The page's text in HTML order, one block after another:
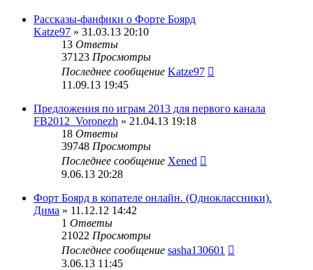
Рассказы-фанфики о Форте Боярд
Katze97 » 31.03.13 20:10
13 Ответы
37123 Просмотры
Последнее сообщение Katze97
11.09.13 19:45
Предложения по играм 2013 для первого канала
FB2012_Voronezh » 21.04.13 19:18
18 Ответы
39748 Просмотры
Последнее сообщение Xened
9.06.13 20:28
Форт Боярд в копателе онлайн. (Одноклассники).
Дима » 11.12.12 14:42
1 Ответы
21022 Просмотры
Последнее сообщение sasha130601
3.06.13 11:45